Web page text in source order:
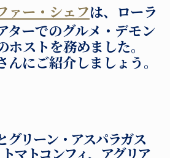
ァー・シェフは、ローラ
ターでのグルメ・デモン
ホストを務めました。
にご紹介しましょう。
グリーン・アスパラガス
マトコンフィ、アグリア